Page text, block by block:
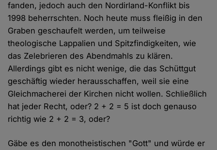
fanden, jedoch auch den Nordirland-Konflikt bis
1998 beherrschten. Noch heute muss fleißig in den
Graben geschaufelt werden, um teilweise
theologische Lappalien und Spitzfindigkeiten, wie
das Zelebrieren des Abendmahls zu klären.
Allerdings gibt es nicht wenige, die das Schüttgut
geschäftig wieder herausschaffen, weil sie eine
Gleichmacherei der Kirchen nicht wollen. Schließlich
hat jeder Recht, oder? 2 + 2 = 5 ist doch genauso
richtig wie 2 + 2 = 3, oder?
Gäbe es den monotheistischen "Gott" und würde er